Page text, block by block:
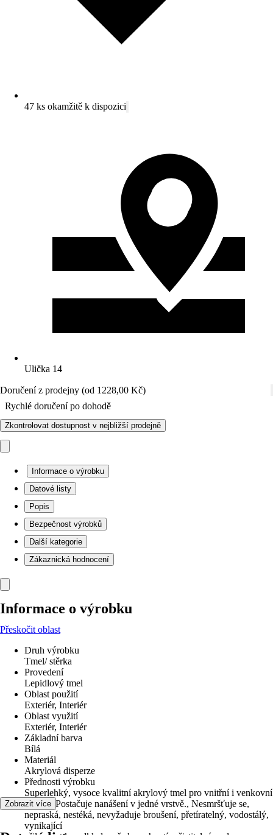
47 ks okamžitě k dispozici
Ulička 14
Doručení z prodejny (od 1228,00 Kč)
Rychlé doručení po dohodě
Zkontrolovat dostupnost v nejbližší prodejně
Informace o výrobku
Datové listy
Popis
Bezpečnost výrobků
Další kategorie
Zákaznická hodnocení
Informace o výrobku
Přeskočit oblast
Druh výrobku
Tmel/ stěrka
Provedení
Lepidlový tmel
Oblast použití
Exteriér, Interiér
Oblast využití
Exteriér, Interiér
Základní barva
Bílá
Materiál
Akrylová disperze
Přednosti výrobku
Superlehký, vysoce kvalitní akrylový tmel pro vnitřní i venkovní
použití, Postačuje nanášení v jedné vrstvě., Nesmršťuje se,
nepraská, nestéká, nevyžaduje broušení, přetíratelný, vodostálý,
vynikající
Zobrazit více